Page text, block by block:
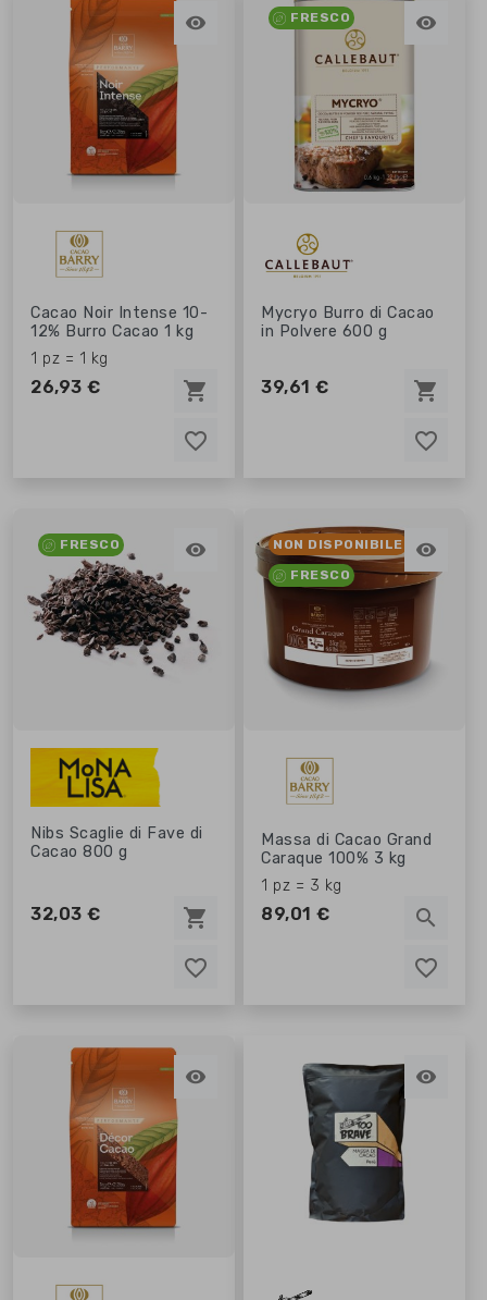

favorite_border
favorite_border
Cacao Noir Intense 10-
12% Burro Cacao 1 kg
1 pz = 1 kg
26,93 € shopping_cart
FRESCO 
favorite_border
favorite_border
Mycryo Burro di Cacao
in Polvere 600 g
39,61 € shopping_cart
FRESCO 
favorite_border
favorite_border
Nibs Scaglie di Fave di
Cacao 800 g
32,03 € shopping_cart
NON DISPONIBILE
FRESCO

favorite_border
favorite_border
Massa di Cacao Grand
Caraque 100% 3 kg
1 pz = 3 kg
89,01 € search
 